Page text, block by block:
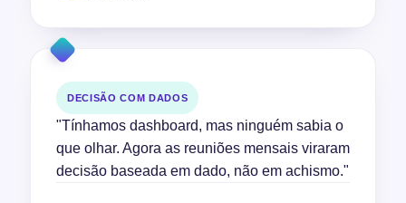
DECISÃO COM DADOS
"Tínhamos dashboard, mas ninguém sabia o
que olhar. Agora as reuniões mensais viraram
decisão baseada em dado, não em achismo."